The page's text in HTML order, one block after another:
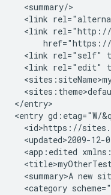
  <summary/>
<link
<link
<link rel="self"
<link rel="edit"
  <sites:siteName>
  <sites:theme>
</entry>
<entry gd:etag="W/
<id>https://
<updated>2009-12-
<app:edited
  <title>
<summary>A new
<category